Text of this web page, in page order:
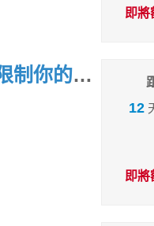
即
林恩如｜超簡單期貨體驗課：別再被「期貨很危險」限制你的獲利！
12
即